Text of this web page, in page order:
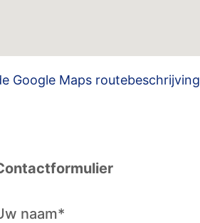
Google Maps routebeschrijving
naam*